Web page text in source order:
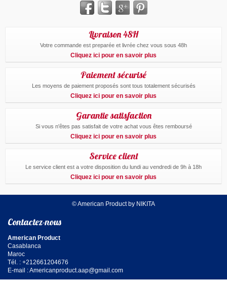
Livraison 48H
Votre commande est preparée et livrée chez vous sous 48h
Cliquez ici pour en savoir plus
Paiement sécurisé
Les moyens de paiement proposés sont tous totalement sécurisés
Cliquez ici pour en savoir plus
Garantie satisfaction
Si vous n'êtes pas satisfait de votre achat vous êtes remboursé
Cliquez ici pour en savoir plus
Service client
Le service client est a votre disposition du lundi au vendredi de 9h à 18h
Cliquez ici pour en savoir plus
© American Product by NIKITA
Contactez-nous
American Product
Casablanca
Maroc
Tél. : +212661204676
E-mail :Americanproduct.aap@gmail.com